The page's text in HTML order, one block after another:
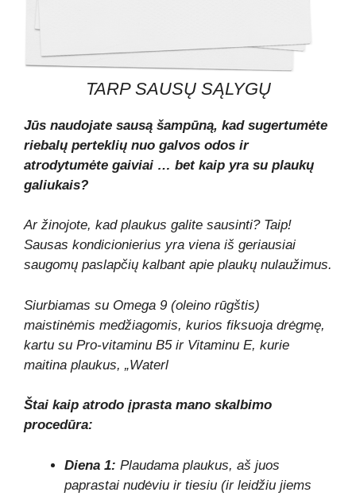
TARP SAUSŲ SĄLYGŲ
Jūs naudojate sausą šampūną, kad sugertumėte
riebalų perteklių nuo galvos odos ir
atrodytumėte gaiviai … bet kaip yra su plaukų
galiukais?
Ar žinojote, kad plaukus galite sausinti? Taip!
Sausas kondicionierius yra viena iš geriausiai
saugomų paslapčių kalbant apie plaukų nulaužimus.
Siurbiamas su Omega 9 (oleino rūgštis)
maistinėmis medžiagomis, kurios fiksuoja drėgmę,
kartu su Pro-vitaminu B5 ir Vitaminu E, kurie
maitina plaukus, „Waterl
Štai kaip atrodo įprasta mano skalbimo
procedūra:
Diena 1: Plaudama plaukus, aš juos
paprastai nudėviu ir tiesiu (ir leidžiu jiems